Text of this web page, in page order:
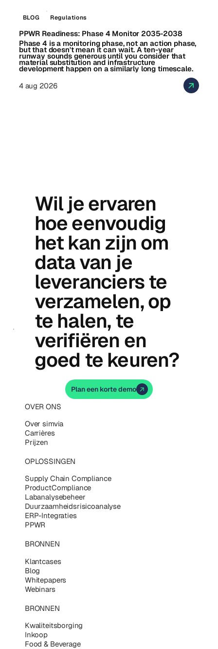
BLOG Regulations
PPWR Readiness: Phase 4 Monitor 2035-2038
Phase 4 is a monitoring phase, not an action phase,
but that doesn't mean it can wait. A ten-year
runway sounds generous until you consider that
material substitution and infrastructure
development happen on a similarly long timescale.
4 aug 2026
OVER ONS
Over simvia
Carrières
Prijzen
OPLOSSINGEN
Supply Chain Compliance
ProductCompliance
Labanalysebeheer
Duurzaamheidsrisicoanalyse
ERP-Integraties
PPWR
BRONNEN
Klantcases
Blog
Whitepapers
Webinars
BRONNEN
Kwaliteitsborging
Inkoop
Food & Beverage
Wil je ervaren
hoe eenvoudig
het kan zijn om
data van je
leveranciers te
verzamelen, op
te halen, te
verifiëren en
goed te keuren?
Plan een korte demo